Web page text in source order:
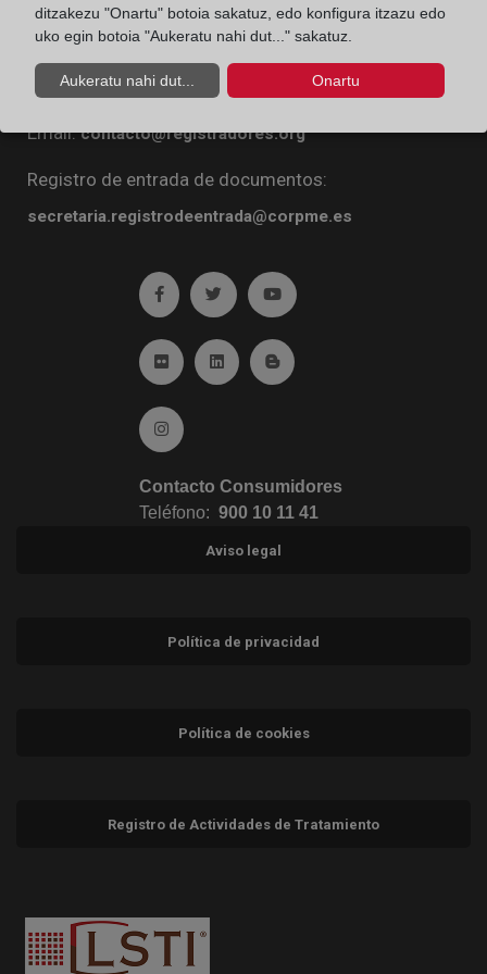
Diego de León, 21. 28006 Madrid
Teléfono:91 270 16 99
Fax:91 564 11 59
Email:contacto@registradores.org
Registro de entrada de documentos:
secretaria.registrodeentrada@corpme.es
Ir a facebook (abre en ventana nueva)
Ir a twitter (abre en ventana nueva)
Ir a YouTube (abre en
Ir a Flickr (abre en ventana nueva)
Ir a Linkedin (abre en ventana nueva)
Ir al Blog (abre en ventana
Ir a Instagram (abre en ventana nueva)
Contacto Consumidores
Teléfono: 900 10 11 41
Aviso legal
Política de privacidad
Política de cookies
Registro de Actividades de Tratamiento
ditzakezu "Onartu" botoia sakatuz, edo konfigura itzazu edo
uko egin botoia "Aukeratu nahi dut..." sakatuz.
Aukeratu nahi dut... Onartu